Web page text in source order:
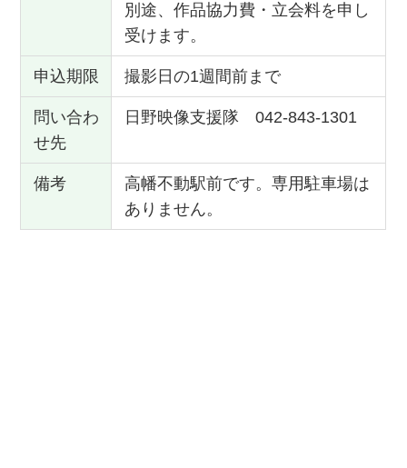
別途、作品協力費・立会料を申し
受けます。
申込期限 撮影日の1週間前まで
問い合わ
せ先
日野映像支援隊 042-843-1301
備考
高幡不動駅前です。専用駐車場は
ありません。